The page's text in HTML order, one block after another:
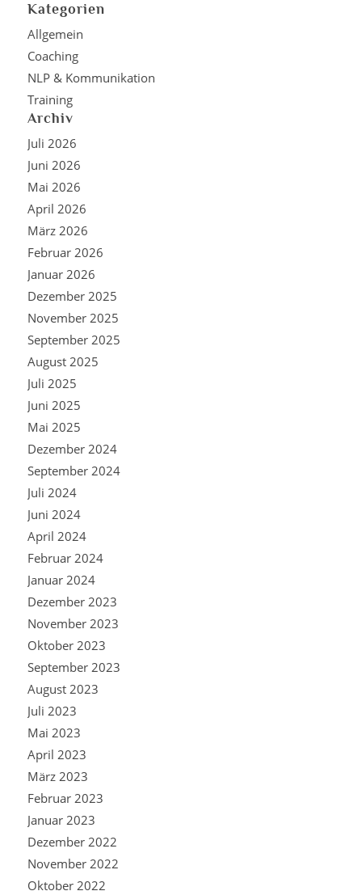
Kategorien
Allgemein
Coaching
NLP & Kommunikation
Training
Archiv
Juli 2026
Juni 2026
Mai 2026
April 2026
März 2026
Februar 2026
Januar 2026
Dezember 2025
November 2025
September 2025
August 2025
Juli 2025
Juni 2025
Mai 2025
Dezember 2024
September 2024
Juli 2024
Juni 2024
April 2024
Februar 2024
Januar 2024
Dezember 2023
November 2023
Oktober 2023
September 2023
August 2023
Juli 2023
Mai 2023
April 2023
März 2023
Februar 2023
Januar 2023
Dezember 2022
November 2022
Oktober 2022